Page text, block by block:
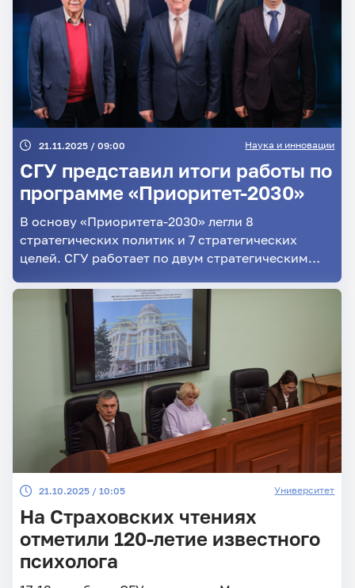
21.11.2025 / 09:00 Наука и инновации
СГУ представил итоги работы по
программе «Приоритет-2030»
В основу «Приоритета-2030» легли 8
стратегических политик и 7 стратегических
целей. СГУ работает по двум стратегическим
21.10.2025 / 10:05 Университет
На Страховских чтениях
отметили 120-летие известного
психолога